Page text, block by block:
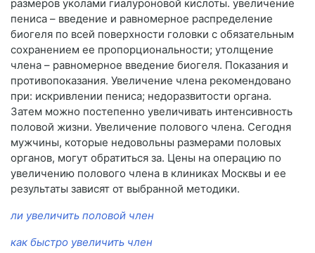
размеров уколами гиалуроновой кислоты. увеличение
пениса – введение и равномерное распределение
биогеля по всей поверхности головки с обязательным
сохранением ее пропорциональности; утолщение
члена – равномерное введение биогеля. Показания и
противопоказания. Увеличение члена рекомендовано
при: искривлении пениса; недоразвитости органа.
Затем можно постепенно увеличивать интенсивность
половой жизни. Увеличение полового члена. Сегодня
мужчины, которые недовольны размерами половых
органов, могут обратиться за. Цены на операцию по
увеличению полового члена в клиниках Москвы и ее
результаты зависят от выбранной методики.
ли увеличить половой член
как быстро увеличить член